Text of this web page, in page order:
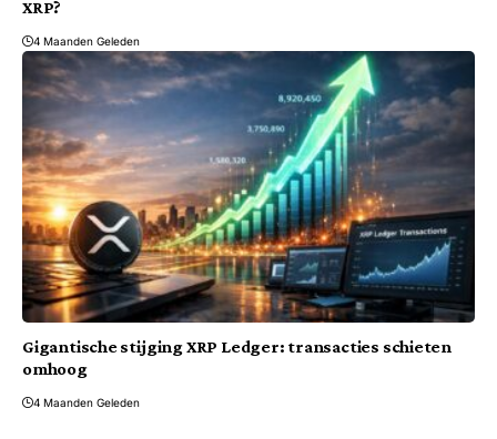
XRP?
4 Maanden Geleden
Gigantische stijging XRP Ledger: transacties schieten
omhoog
4 Maanden Geleden